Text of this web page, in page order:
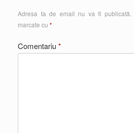
Adresa ta de email nu va fi publicată.
marcate cu *
Comentariu*